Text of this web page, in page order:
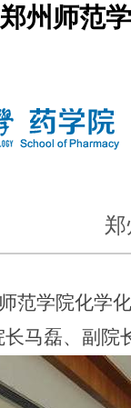
郑州师范
郑
范学院化学
马磊、副院